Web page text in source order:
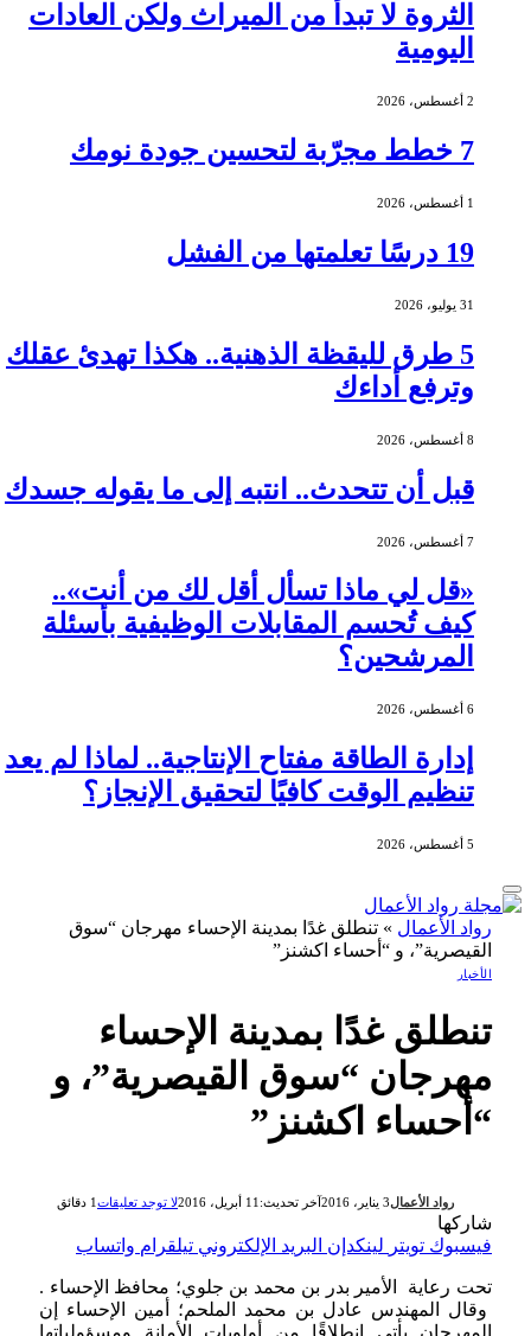
الثروة لا تبدأ من الميراث ولكن العادات
اليومية
2 أغسطس، 2026
7 خطط مجرّبة لتحسين جودة نومك
1 أغسطس، 2026
19 درسًا تعلمتها من الفشل
31 يوليو، 2026
5 طرق لليقظة الذهنية.. هكذا تهدئ عقلك
وترفع أداءك
8 أغسطس، 2026
قبل أن تتحدث.. انتبه إلى ما يقوله جسدك
7 أغسطس، 2026
«قل لي ماذا تسأل أقل لك من أنت»..
كيف تُحسم المقابلات الوظيفية بأسئلة
المرشحين؟
6 أغسطس، 2026
إدارة الطاقة مفتاح الإنتاجية.. لماذا لم يعد
تنظيم الوقت كافيًا لتحقيق الإنجاز؟
5 أغسطس، 2026
رواد الأعمال» تنطلق غدًا بمدينة الإحساء مهرجان “سوق
القيصرية”، و “أحساء اكشنز”
الأخبار
تنطلق غدًا بمدينة الإحساء
مهرجان “سوق القيصرية”، و
“أحساء اكشنز”
رواد الأعمال3 يناير، 2016 آخر تحديث:11 أبريل، 2016 لا توجد تعليقات1 دقائق
شاركها
فيسبوك تويتر لينكدإن البريد الإلكتروني تيلقرام واتساب
تحت رعاية الأمير بدر بن محمد بن جلوي؛ محافظ الإحساء .
وقال المهندس عادل بن محمد الملحم؛ أمين الإحساء إن
المهرجان يأتي انطلاقًا من أولويات الأمانة ومسؤولياتها